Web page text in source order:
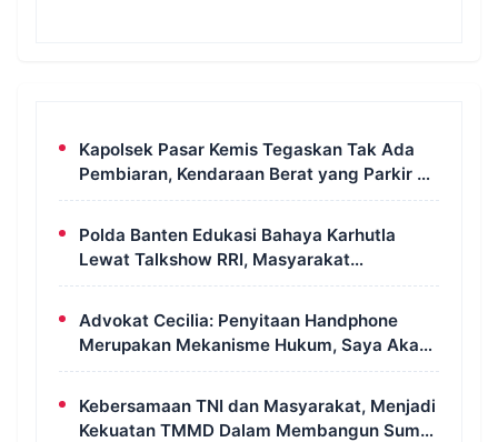
Kapolsek Pasar Kemis Tegaskan Tak Ada
Pembiaran, Kendaraan Berat yang Parkir di
Bahu Jalan Langsung Ditertibkan
Polda Banten Edukasi Bahaya Karhutla
Lewat Talkshow RRI, Masyarakat
Diingatkan Ancaman Pidana Pembakaran
Advokat Cecilia: Penyitaan Handphone
Merupakan Mekanisme Hukum, Saya Akan
Kooperatif Apabila Diminta Penyidik dan
Kebersamaan TNI dan Masyarakat, Menjadi
Kekuatan TMMD Dalam Membangun Sumur